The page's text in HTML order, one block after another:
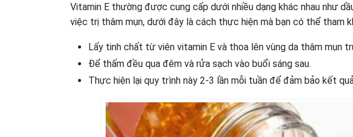
Vitamin E thường được cung cấp dưới nhiều dạng khác nhau như
việc trị thâm mụn, dưới đây là cách thực hiện mà bạn có thể tham
Lấy tinh chất từ viên vitamin E và thoa lên vùng da thâm mụn
Để thấm đều qua đêm và rửa sạch vào buổi sáng sau.
Thực hiện lại quy trình này 2-3 lần mỗi tuần để đảm bảo kết